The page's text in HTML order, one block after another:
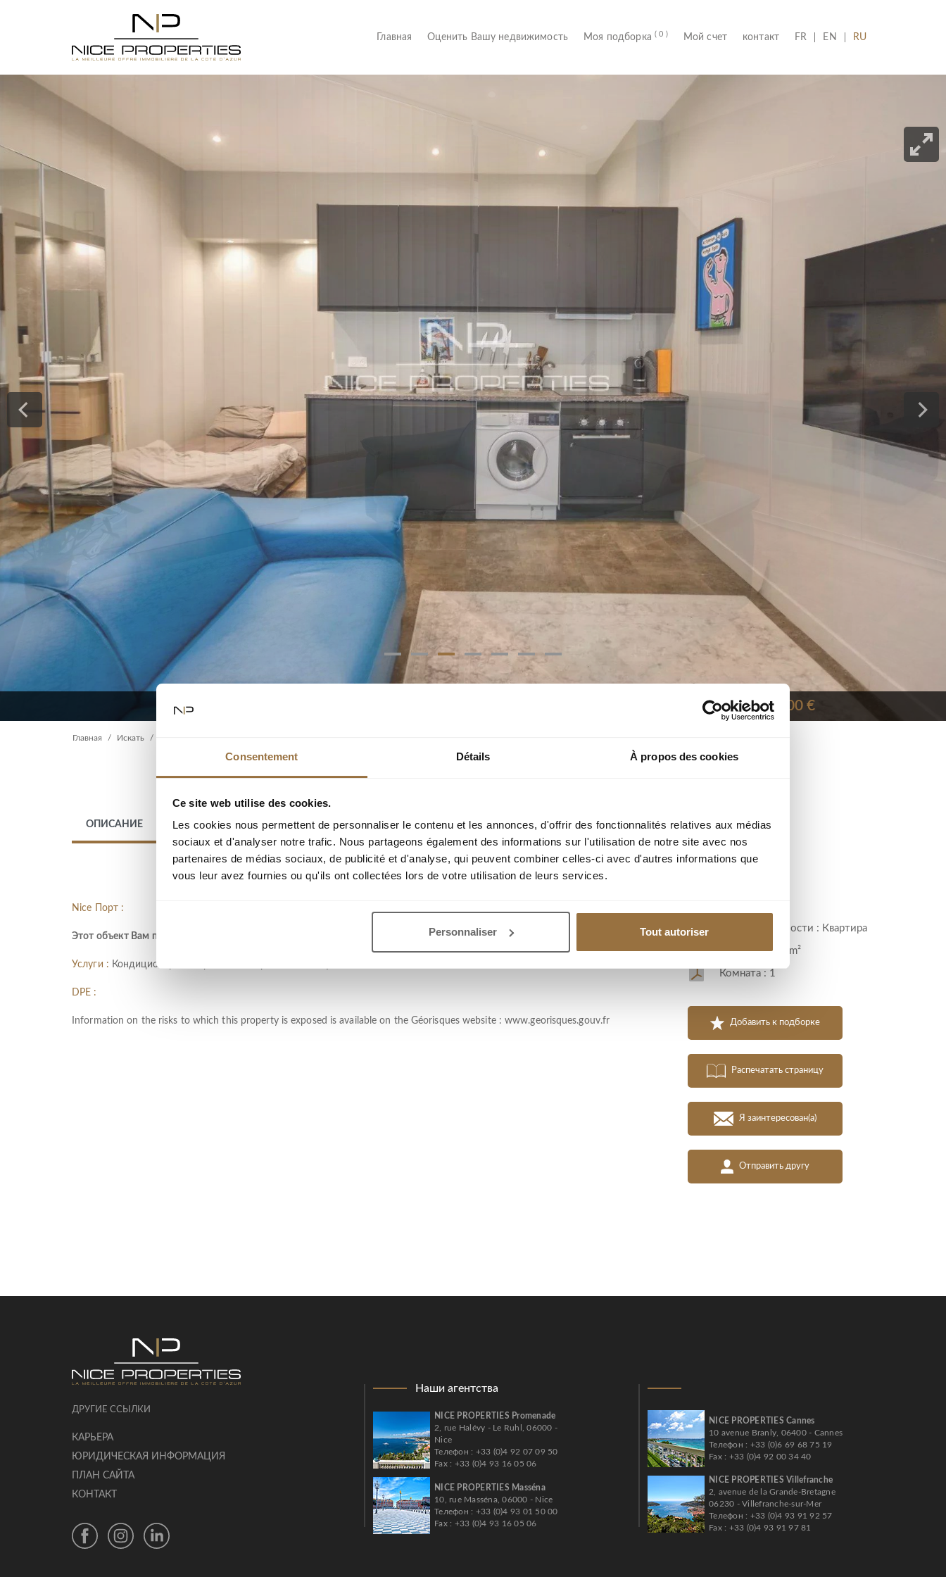
Consentement Détails À propos des cookies
Ce site web utilise des cookies.
Les cookies nous permettent de personnaliser le contenu et les annonces, d'offrir des fonctionnalités relatives aux médias
sociaux et d'analyser notre trafic. Nous partageons également des informations sur l'utilisation de notre site avec nos
partenaires de médias sociaux, de publicité et d'analyse, qui peuvent combiner celles-ci avec d'autres informations que
vous leur avez fournies ou qu'ils ont collectées lors de votre utilisation de leurs services.
Personnaliser Tout autoriser
Главная (current)
Оценить Вашу недвижимость Моя подборка( 0 ) Мой счет контакт FR (CURRENT)
EN RU
Главная Искать
165 000 €
ОПИСАНИЕ МЕСТО
Nice Порт :
Этот объект Вам предложен агентством NP Villefranche au +33 (0)4 93 91 92 57
Услуги : Кондиционер, Интернет, Меблированный, Лифт
DPE :
Information on the risks to which this property is exposed is available on the Géorisques website : www.georisques.gouv.fr
Тип недвижимости : Квартира
Площадь : 28 m²
Комната : 1
Добавить к подборке
Распечатать страницу
Я заинтересован(а)
Отправить другу
ДРУГИЕ ССЫЛКИ
КАРЬЕРА
ЮРИДИЧЕСКАЯ ИНФОРМАЦИЯ
ПЛАН САЙТА
КОНТАКТ
Наши агентства
NICE PROPERTIES Promenade
2, rue Halévy - Le Ruhl, 06000 -
Nice
Телефон : +33 (0)4 92 07 09 50
Fax : +33 (0)4 93 16 05 06
NICE PROPERTIES Masséna
10, rue Masséna, 06000 - Nice
Телефон : +33 (0)4 93 01 50 00
Fax : +33 (0)4 93 16 05 06
NICE PROPERTIES Cannes
10 avenue Branly, 06400 - Cannes
Телефон : +33 (0)6 69 68 75 19
Fax : +33 (0)4 92 00 34 40
NICE PROPERTIES Villefranche
2, avenue de la Grande-Bretagne
06230 - Villefranche-sur-Mer
Телефон : +33 (0)4 93 91 92 57
Fax : +33 (0)4 93 91 97 81